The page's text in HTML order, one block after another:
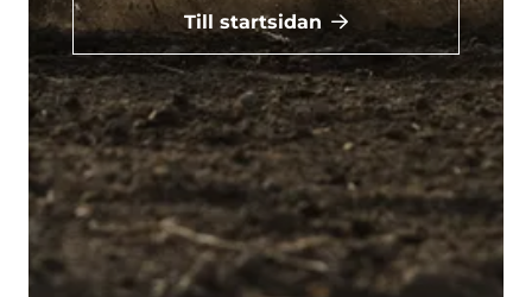
Till startsidan